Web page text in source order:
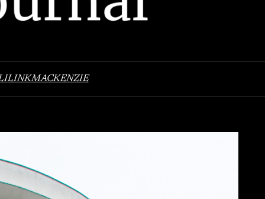
LINKMACKENZIE